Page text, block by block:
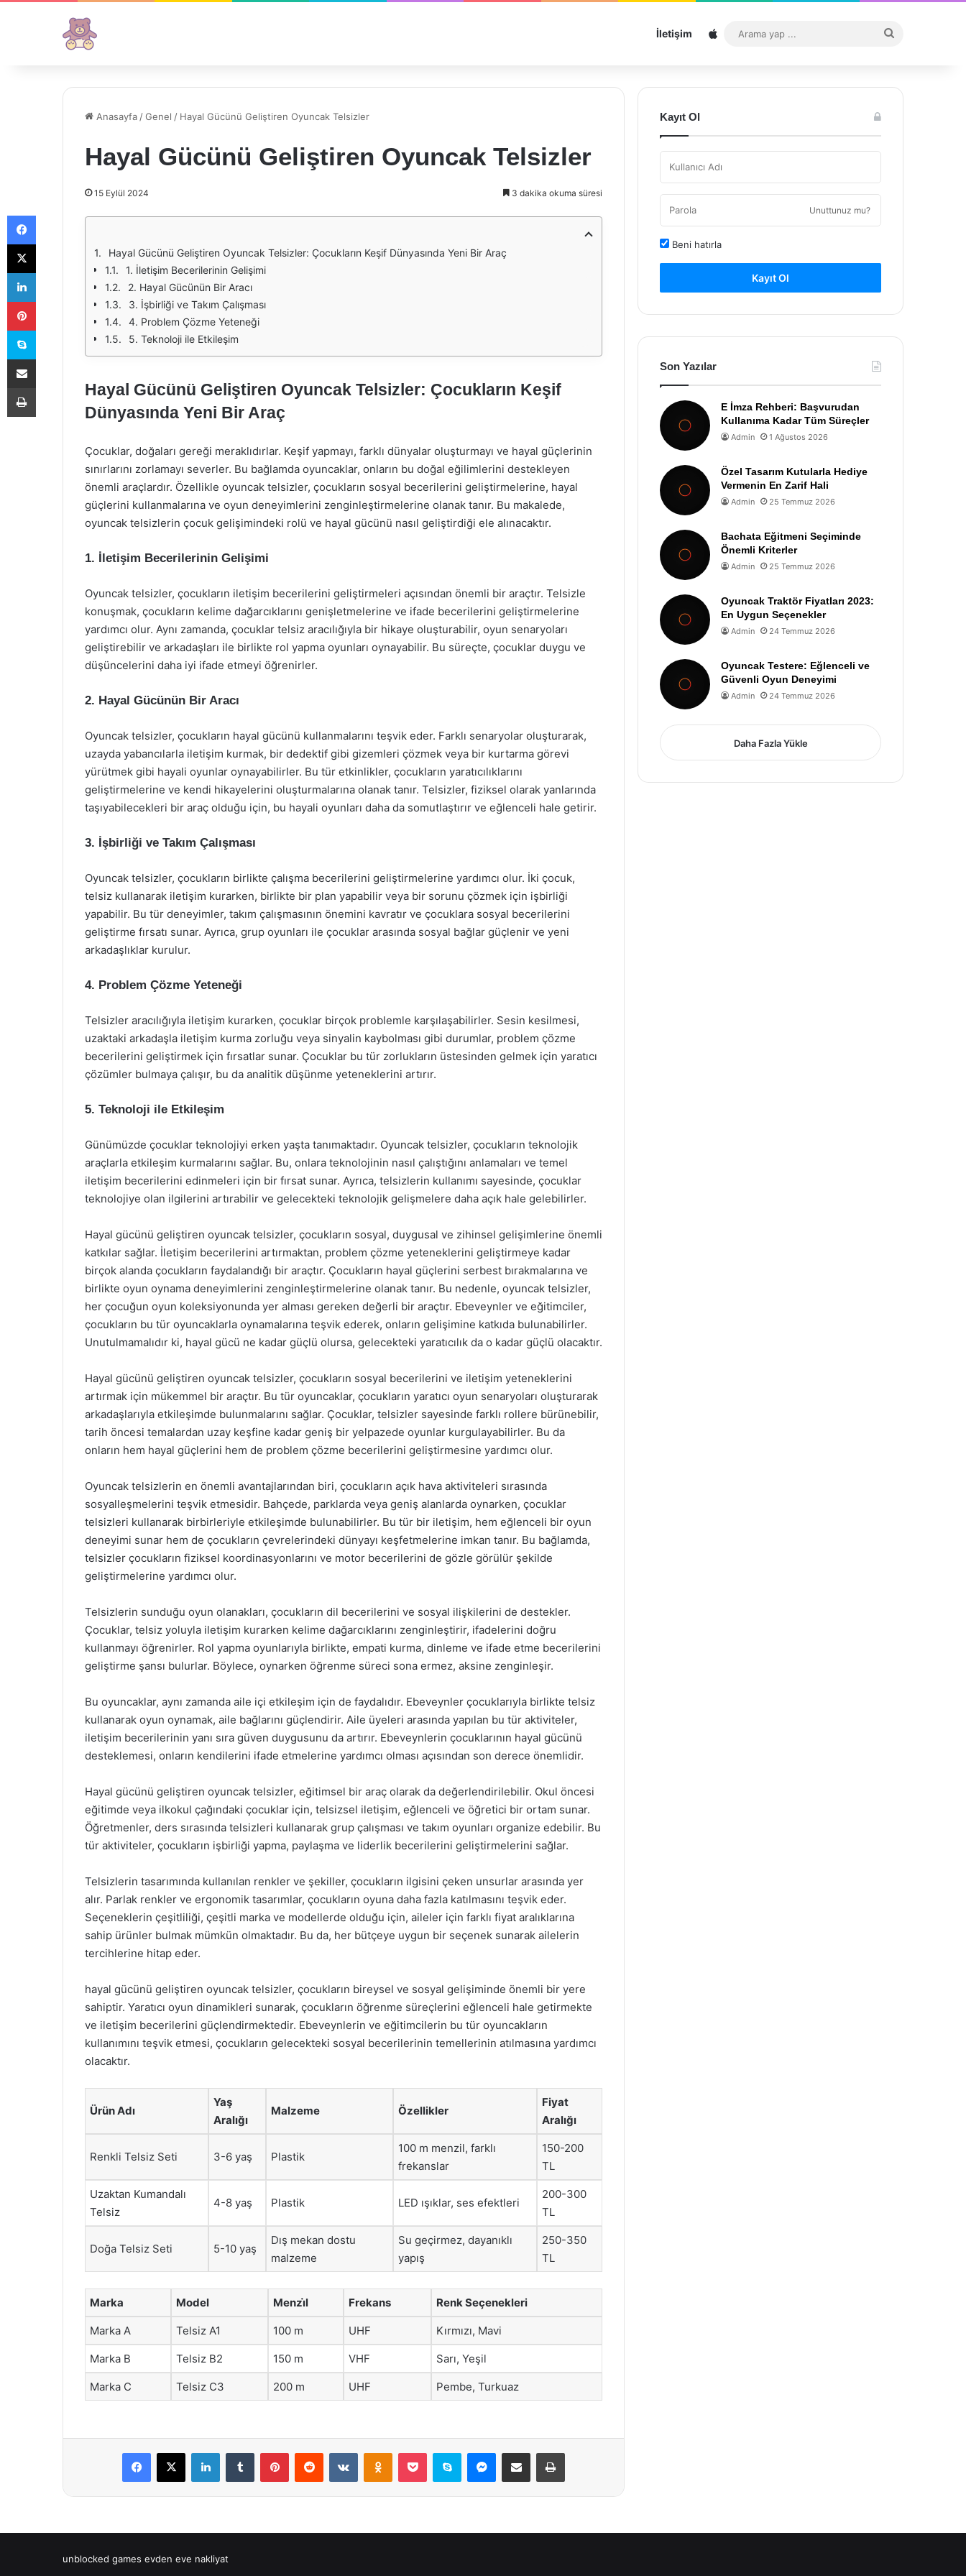
İletişim Sitemap
...
Anasayfa /Genel / Hayal Gücünü Geliştiren Oyuncak Telsizler
Hayal Gücünü Geliştiren Oyuncak Telsizler
15 Eylül 2024 3 dakika okuma süresi
Hayal Gücünü Geliştiren Oyuncak Telsizler: Çocukların Keşif Dünyasında Yeni Bir Araç
1. İletişim Becerilerinin Gelişimi
2. Hayal Gücünün Bir Aracı
3. İşbirliği ve Takım Çalışması
4. Problem Çözme Yeteneği
5. Teknoloji ile Etkileşim
Hayal Gücünü Geliştiren Oyuncak Telsizler: Çocukların Keşif
Dünyasında Yeni Bir Araç
Çocuklar, doğaları gereği meraklıdırlar. Keşif yapmayı, farklı dünyalar oluşturmayı ve hayal güçlerinin
sınırlarını zorlamayı severler. Bu bağlamda oyuncaklar, onların bu doğal eğilimlerini destekleyen
önemli araçlardır. Özellikle oyuncak telsizler, çocukların sosyal becerilerini geliştirmelerine, hayal
güçlerini kullanmalarına ve oyun deneyimlerini zenginleştirmelerine olanak tanır. Bu makalede,
oyuncak telsizlerin çocuk gelişimindeki rolü ve hayal gücünü nasıl geliştirdiği ele alınacaktır.
1. İletişim Becerilerinin Gelişimi
Oyuncak telsizler, çocukların iletişim becerilerini geliştirmeleri açısından önemli bir araçtır. Telsizle
konuşmak, çocukların kelime dağarcıklarını genişletmelerine ve ifade becerilerini geliştirmelerine
yardımcı olur. Aynı zamanda, çocuklar telsiz aracılığıyla bir hikaye oluşturabilir, oyun senaryoları
geliştirebilir ve arkadaşları ile birlikte rol yapma oyunları oynayabilir. Bu süreçte, çocuklar duygu ve
düşüncelerini daha iyi ifade etmeyi öğrenirler.
2. Hayal Gücünün Bir Aracı
Oyuncak telsizler, çocukların hayal gücünü kullanmalarını teşvik eder. Farklı senaryolar oluşturarak,
uzayda yabancılarla iletişim kurmak, bir dedektif gibi gizemleri çözmek veya bir kurtarma görevi
yürütmek gibi hayali oyunlar oynayabilirler. Bu tür etkinlikler, çocukların yaratıcılıklarını
geliştirmelerine ve kendi hikayelerini oluşturmalarına olanak tanır. Telsizler, fiziksel olarak yanlarında
taşıyabilecekleri bir araç olduğu için, bu hayali oyunları daha da somutlaştırır ve eğlenceli hale getirir.
3. İşbirliği ve Takım Çalışması
Oyuncak telsizler, çocukların birlikte çalışma becerilerini geliştirmelerine yardımcı olur. İki çocuk,
telsiz kullanarak iletişim kurarken, birlikte bir plan yapabilir veya bir sorunu çözmek için işbirliği
yapabilir. Bu tür deneyimler, takım çalışmasının önemini kavratır ve çocuklara sosyal becerilerini
geliştirme fırsatı sunar. Ayrıca, grup oyunları ile çocuklar arasında sosyal bağlar güçlenir ve yeni
arkadaşlıklar kurulur.
4. Problem Çözme Yeteneği
Telsizler aracılığıyla iletişim kurarken, çocuklar birçok problemle karşılaşabilirler. Sesin kesilmesi,
uzaktaki arkadaşla iletişim kurma zorluğu veya sinyalin kaybolması gibi durumlar, problem çözme
becerilerini geliştirmek için fırsatlar sunar. Çocuklar bu tür zorlukların üstesinden gelmek için yaratıcı
çözümler bulmaya çalışır, bu da analitik düşünme yeteneklerini artırır.
5. Teknoloji ile Etkileşim
Günümüzde çocuklar teknolojiyi erken yaşta tanımaktadır. Oyuncak telsizler, çocukların teknolojik
araçlarla etkileşim kurmalarını sağlar. Bu, onlara teknolojinin nasıl çalıştığını anlamaları ve temel
iletişim becerilerini edinmeleri için bir fırsat sunar. Ayrıca, telsizlerin kullanımı sayesinde, çocuklar
teknolojiye olan ilgilerini artırabilir ve gelecekteki teknolojik gelişmelere daha açık hale gelebilirler.
Hayal gücünü geliştiren oyuncak telsizler, çocukların sosyal, duygusal ve zihinsel gelişimlerine önemli
katkılar sağlar. İletişim becerilerini artırmaktan, problem çözme yeteneklerini geliştirmeye kadar
birçok alanda çocukların faydalandığı bir araçtır. Çocukların hayal güçlerini serbest bırakmalarına ve
birlikte oyun oynama deneyimlerini zenginleştirmelerine olanak tanır. Bu nedenle, oyuncak telsizler,
her çocuğun oyun koleksiyonunda yer alması gereken değerli bir araçtır. Ebeveynler ve eğitimciler,
çocukların bu tür oyuncaklarla oynamalarına teşvik ederek, onların gelişimine katkıda bulunabilirler.
Unutulmamalıdır ki, hayal gücü ne kadar güçlü olursa, gelecekteki yaratıcılık da o kadar güçlü olacaktır.
Hayal gücünü geliştiren oyuncak telsizler, çocukların sosyal becerilerini ve iletişim yeteneklerini
artırmak için mükemmel bir araçtır. Bu tür oyuncaklar, çocukların yaratıcı oyun senaryoları oluşturarak
arkadaşlarıyla etkileşimde bulunmalarını sağlar. Çocuklar, telsizler sayesinde farklı rollere bürünebilir,
tarih öncesi temalardan uzay keşfine kadar geniş bir yelpazede oyunlar kurgulayabilirler. Bu da
onların hem hayal güçlerini hem de problem çözme becerilerini geliştirmesine yardımcı olur.
Oyuncak telsizlerin en önemli avantajlarından biri, çocukların açık hava aktiviteleri sırasında
sosyalleşmelerini teşvik etmesidir. Bahçede, parklarda veya geniş alanlarda oynarken, çocuklar
telsizleri kullanarak birbirleriyle etkileşimde bulunabilirler. Bu tür bir iletişim, hem eğlenceli bir oyun
deneyimi sunar hem de çocukların çevrelerindeki dünyayı keşfetmelerine imkan tanır. Bu bağlamda,
telsizler çocukların fiziksel koordinasyonlarını ve motor becerilerini de gözle görülür şekilde
geliştirmelerine yardımcı olur.
Telsizlerin sunduğu oyun olanakları, çocukların dil becerilerini ve sosyal ilişkilerini de destekler.
Çocuklar, telsiz yoluyla iletişim kurarken kelime dağarcıklarını zenginleştirir, ifadelerini doğru
kullanmayı öğrenirler. Rol yapma oyunlarıyla birlikte, empati kurma, dinleme ve ifade etme becerilerini
geliştirme şansı bulurlar. Böylece, oynarken öğrenme süreci sona ermez, aksine zenginleşir.
Bu oyuncaklar, aynı zamanda aile içi etkileşim için de faydalıdır. Ebeveynler çocuklarıyla birlikte telsiz
kullanarak oyun oynamak, aile bağlarını güçlendirir. Aile üyeleri arasında yapılan bu tür aktiviteler,
iletişim becerilerinin yanı sıra güven duygusunu da artırır. Ebeveynlerin çocuklarının hayal gücünü
desteklemesi, onların kendilerini ifade etmelerine yardımcı olması açısından son derece önemlidir.
Hayal gücünü geliştiren oyuncak telsizler, eğitimsel bir araç olarak da değerlendirilebilir. Okul öncesi
eğitimde veya ilkokul çağındaki çocuklar için, telsizsel iletişim, eğlenceli ve öğretici bir ortam sunar.
Öğretmenler, ders sırasında telsizleri kullanarak grup çalışması ve takım oyunları organize edebilir. Bu
tür aktiviteler, çocukların işbirliği yapma, paylaşma ve liderlik becerilerini geliştirmelerini sağlar.
Telsizlerin tasarımında kullanılan renkler ve şekiller, çocukların ilgisini çeken unsurlar arasında yer
alır. Parlak renkler ve ergonomik tasarımlar, çocukların oyuna daha fazla katılmasını teşvik eder.
Seçeneklerin çeşitliliği, çeşitli marka ve modellerde olduğu için, aileler için farklı fiyat aralıklarına
sahip ürünler bulmak mümkün olmaktadır. Bu da, her bütçeye uygun bir seçenek sunarak ailelerin
tercihlerine hitap eder.
hayal gücünü geliştiren oyuncak telsizler, çocukların bireysel ve sosyal gelişiminde önemli bir yere
sahiptir. Yaratıcı oyun dinamikleri sunarak, çocukların öğrenme süreçlerini eğlenceli hale getirmekte
ve iletişim becerilerini güçlendirmektedir. Ebeveynlerin ve eğitimcilerin bu tür oyuncakların
kullanımını teşvik etmesi, çocukların gelecekteki sosyal becerilerinin temellerinin atılmasına yardımcı
olacaktır.
Ürün Adı
Yaş
Aralığı
Malzeme Özellikler
Fiyat
Aralığı
Renkli Telsiz Seti 3-6 yaş Plastik
100 m menzil, farklı
frekanslar
150-200
TL
Uzaktan Kumandalı
Telsiz
4-8 yaş Plastik LED ışıklar, ses efektleri
200-300
TL
Doğa Telsiz Seti 5-10 yaş
Dış mekan dostu
malzeme
Su geçirmez, dayanıklı
yapış
250-350
TL
Marka Model Menzi̇l Frekans Renk Seçenekleri
Marka A Telsiz A1 100 m UHF Kırmızı, Mavi
Marka B Telsiz B2 150 m VHF Sarı, Yeşil
Marka C Telsiz C3 200 m UHF Pembe, Turkuaz
Facebook
X LinkedInTumblr PinterestReddit VKontakteOdnoklassniki
Pocket Skype Messenger
E-Posta ile paylaş Yazdır
Kayıt Ol
Unuttunuz mu?
Beni hatırla
Kayıt Ol
Son Yazılar
E İmza Rehberi: Başvurudan
Kullanıma Kadar Tüm Süreçler
Admin 1 Ağustos 2026
Özel Tasarım Kutularla Hediye
Vermenin En Zarif Hali
Admin 25 Temmuz 2026
Bachata Eğitmeni Seçiminde
Önemli Kriterler
Admin 25 Temmuz 2026
Oyuncak Traktör Fiyatları 2023:
En Uygun Seçenekler
Admin 24 Temmuz 2026
Oyuncak Testere: Eğlenceli ve
Güvenli Oyun Deneyimi
Admin 24 Temmuz 2026
Daha Fazla Yükle
unblocked games evden eve nakliyat
Facebook
X
LinkedIn
Pinterest
Skype
E-Posta ile paylaş